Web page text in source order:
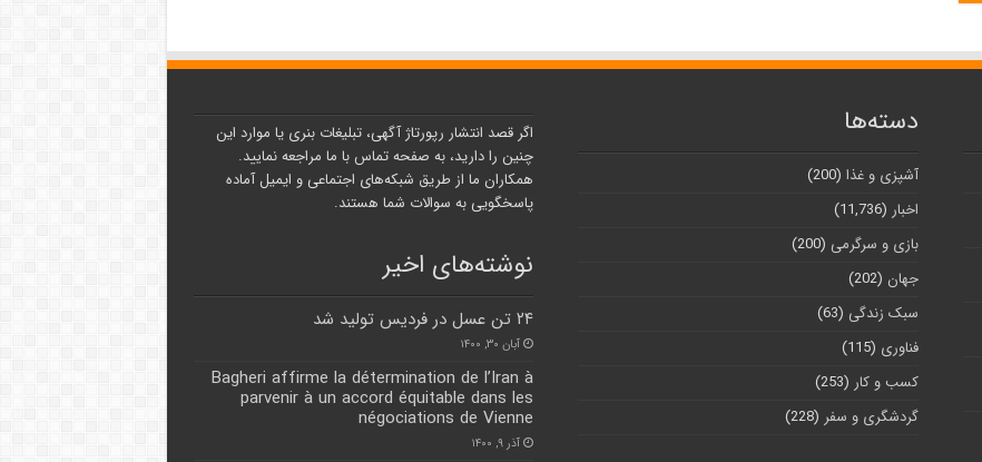
دسته‌ها
آشپزی و غذا (200)
اخبار (11,736)
بازی و سرگرمی (200)
جهان (202)
سبک زندگی (63)
فناوری (115)
کسب و کار (253)
گردشگری و سفر (228)
اگر قصد انتشار رپورتاژ آگهی، تبلیغات بنری یا موارد این
چنین را دارید، به صفحه تماس با ما مراجعه نمایید.
همکاران ما از طریق شبکه‌های اجتماعی و ایمیل آماده
پاسخگویی به سوالات شما هستند.
نوشته‌های اخیر
۲۴ تن عسل در فردیس تولید شد
آبان ۳۰, ۱۴۰۰
Bagheri affirme la détermination de l’Iran à
parvenir à un accord équitable dans les
négociations de Vienne
آذر ۹, ۱۴۰۰